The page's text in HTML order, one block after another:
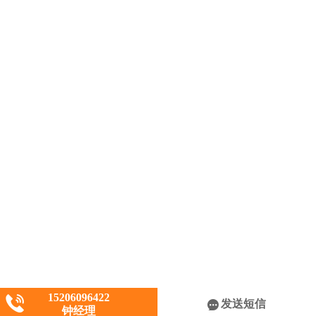
15206096422
钟经理
发送短信